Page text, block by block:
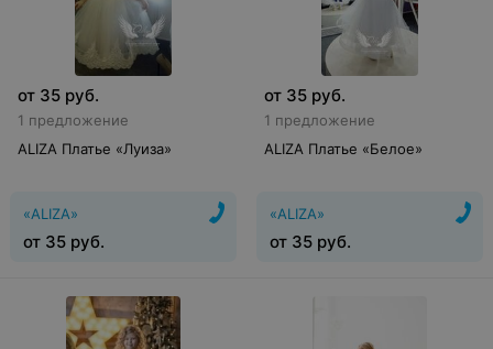
от 35 руб.
1 предложение
ALIZA Платье «Луиза»
«ALIZA»
от 35 руб.
от 35 руб.
1 предложение
ALIZA Платье «Белое»
«ALIZA»
от 35 руб.